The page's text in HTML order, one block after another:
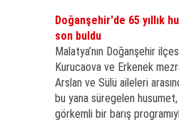
Doğanşehir'de 65 yıllık
son buldu
Malatya’nın Doğanşehir
Kurucaova ve Erkenek
Arslan ve Sülü aileleri
bu yana süregelen
görkemli bir barış